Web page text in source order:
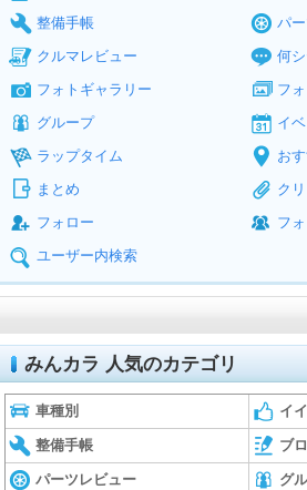
整備手帳
パ
クルマレビュー
何
フォトギャラリー
フ
グループ
イ
ラップタイム
お
まとめ
ク
フォロー
フ
ユーザー内検索
みんカラ 人気のカテゴリ
車種別 イ
整備手帳 ブ
パーツレビュー グ